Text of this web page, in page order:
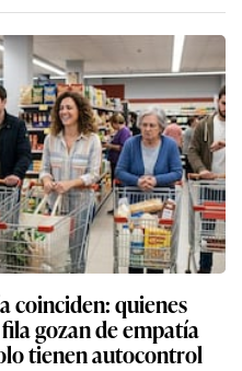
coinciden: quienes
gozan de empatía
tienen autocontrol